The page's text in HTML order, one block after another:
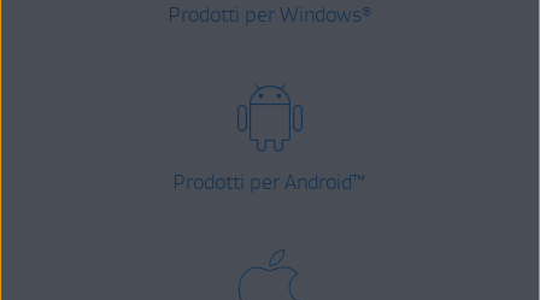
Prodotti per Windows®
Prodotti per Android™